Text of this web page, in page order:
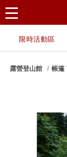
限時活動區
露營登山館 帳篷